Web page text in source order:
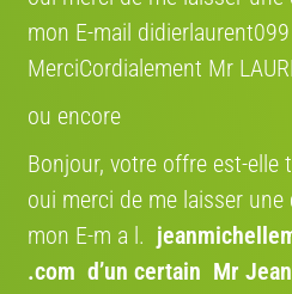
COCOLIS,
nous vous
pratique,
l’environnement.
mon E-mail
MerciCordialement Mr
ou encore
Bonjour, votre offre est-elle
oui merci de me laisser
mon E-m a l.
.com d’un certain Mr